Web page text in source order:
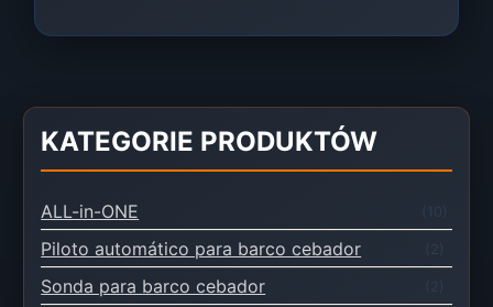
KATEGORIE PRODUKTÓW
ALL-in-ONE (10)
Piloto automático para barco cebador (2)
Sonda para barco cebador (2)